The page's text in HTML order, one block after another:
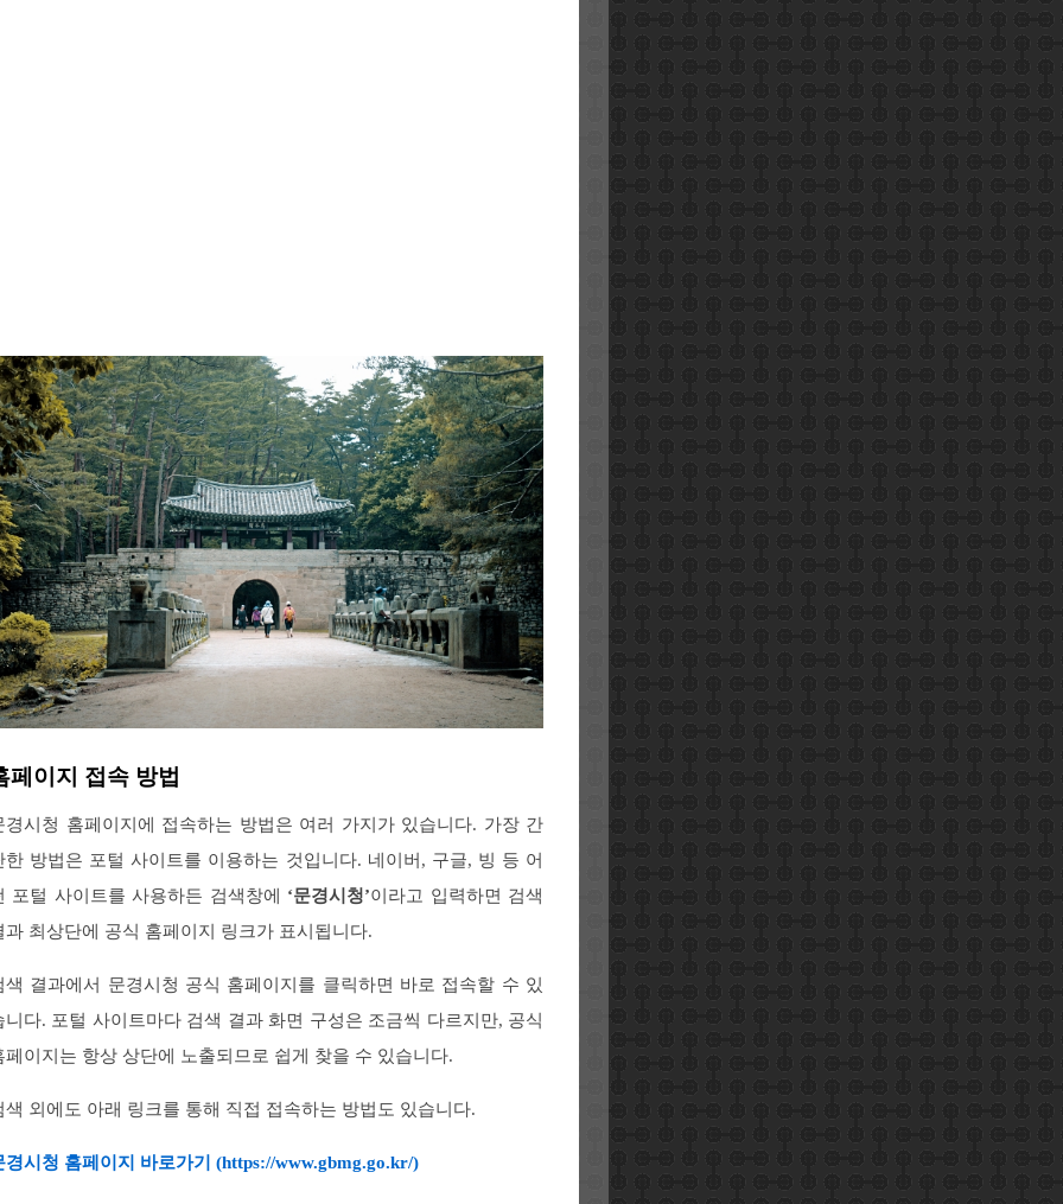
페이지 접속 방법
경시청 홈페이지에 접속하는 방법은 여러 가지가 있습니다. 가장 간
한 방법은 포털 사이트를 이용하는 것입니다. 네이버, 구글, 빙 등 어
포털 사이트를 사용하든 검색창에 ‘문경시청’이라고 입력하면 검색
과 최상단에 공식 홈페이지 링크가 표시됩니다.
색 결과에서 문경시청 공식 홈페이지를 클릭하면 바로 접속할 수 있
니다. 포털 사이트마다 검색 결과 화면 구성은 조금씩 다르지만, 공식
페이지는 항상 상단에 노출되므로 쉽게 찾을 수 있습니다.
색 외에도 아래 링크를 통해 직접 접속하는 방법도 있습니다.
경시청 홈페이지 바로가기 (https://www.gbmg.go.kr/)